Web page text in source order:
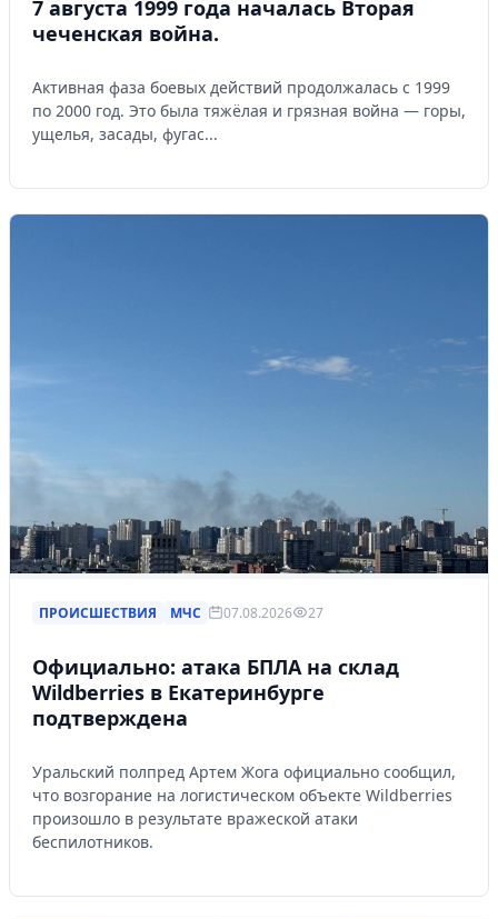
7 августа 1999 года началась Вторая
чеченская война.
Активная фаза боевых действий продолжалась с 1999
по 2000 год. Это была тяжёлая и грязная война — горы,
ущелья, засады, фугас...
ПРОИСШЕСТВИЯ МЧС 07.08.2026 27
Официально: атака БПЛА на склад
Wildberries в Екатеринбурге
подтверждена
Уральский полпред Артем Жога официально сообщил,
что возгорание на логистическом объекте Wildberries
произошло в результате вражеской атаки
беспилотников.